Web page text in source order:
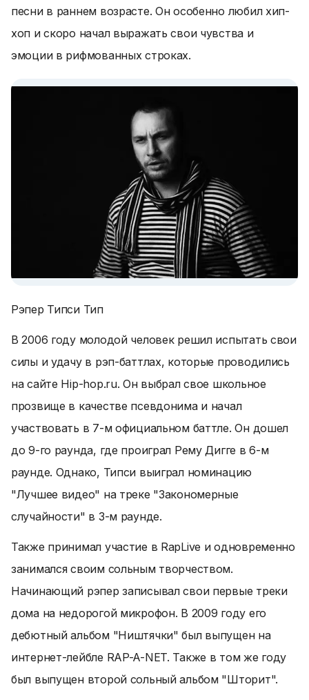
песни в раннем возрасте. Он особенно любил хип-
хоп и скоро начал выражать свои чувства и
эмоции в рифмованных строках.
Рэпер Типси Тип
В 2006 году молодой человек решил испытать свои
силы и удачу в рэп-баттлах, которые проводились
на сайте Нip-hop.ru. Он выбрал свое школьное
прозвище в качестве псевдонима и начал
участвовать в 7-м официальном баттле. Он дошел
до 9-го раунда, где проиграл Рему Дигге в 6-м
раунде. Однако, Типси выиграл номинацию
"Лучшее видео" на треке "Закономерные
случайности" в 3-м раунде.
Также принимал участие в RapLive и одновременно
занимался своим сольным творчеством.
Начинающий рэпер записывал свои первые треки
дома на недорогой микрофон. В 2009 году его
дебютный альбом "Ништячки" был выпущен на
интернет-лейбле RAP-A-NET. Также в том же году
был выпущен второй сольный альбом "Шторит".